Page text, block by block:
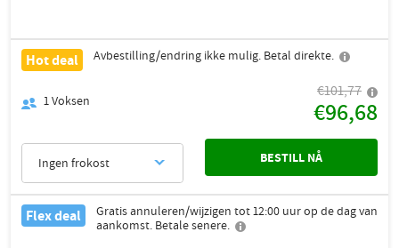
Hot deal Avbestilling/endring ikke mulig. Betal direkte.
1Voksen
€101,77
€96,68
Ingen frokost BESTILL NÅ
Flex deal
Gratis annuleren/wijzigen tot 12:00 uur op de dag van
aankomst. Betale senere.